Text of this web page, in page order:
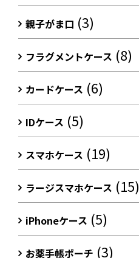
親子がま口 (3)
フラグメントケース (8)
カードケース (6)
IDケース (5)
スマホケース (19)
ラージスマホケース (15)
iPhoneケース (5)
お薬手帳ポーチ (3)